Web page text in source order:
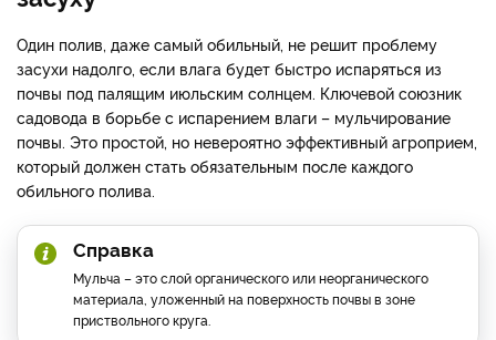
Один полив, даже самый обильный, не решит проблему
засухи надолго, если влага будет быстро испаряться из
почвы под палящим июльским солнцем. Ключевой союзник
садовода в борьбе с испарением влаги – мульчирование
почвы. Это простой, но невероятно эффективный агроприем,
который должен стать обязательным после каждого
обильного полива.
Справка
Мульча – это слой органического или неорганического
материала, уложенный на поверхность почвы в зоне
приствольного круга.